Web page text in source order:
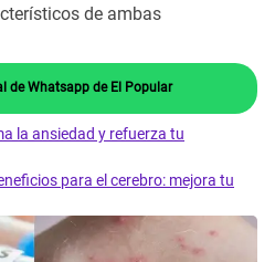
de ambas
de Whatsapp de El Popular
la ansiedad y refuerza tu
para el cerebro: mejora tu